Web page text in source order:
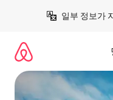
일부 정보가